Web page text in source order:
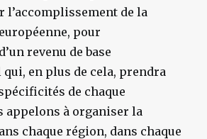
l’accomplissement de la
pour
revenu de base
en plus de cela, prendra
de chaque
appelons à organiser la
chaque région, dans chaque